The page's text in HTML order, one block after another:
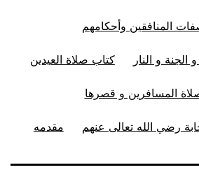
المنافقين وأحكامهم
و النار كتاب صلاة العيدين
المسافرين و قصرها
رضي الله تعالى عنهم مقدمه